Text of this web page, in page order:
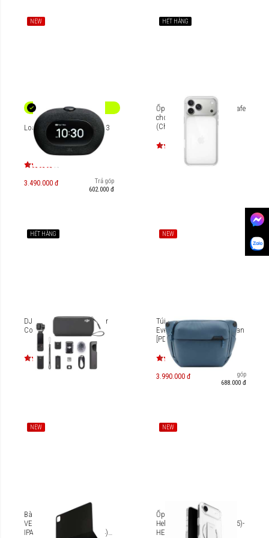
NEW
Loa đồng hồ JBL Horizon 3
3.490.000 đ
Trả góp
602.000 đ
HẾT HÀNG
Ốp lưng trong suốt MagSafe
cho iPhone 17 Pro Max
(Chính hãng Apple)
HẾT HÀNG
DJI Osmo Pocket 3 Creator
Combo
NEW
Túi đeo Peak Design
Everyday Sling 3L V3 - Ocean
[PD-BEDS-3-DS-3]
3.990.000 đ
Trả góp
688.000 đ
NEW
Bàn phím từ tính UNIQ
VENNO PRO IPAD AIR 4/5 |
IPAD PRO 11" (Gen 3-Gen 4)
NEW
Ốp lưng iPhone Air Uniq
Heldro Air [UNIQ-IP6.6(2025)-
HELAML]